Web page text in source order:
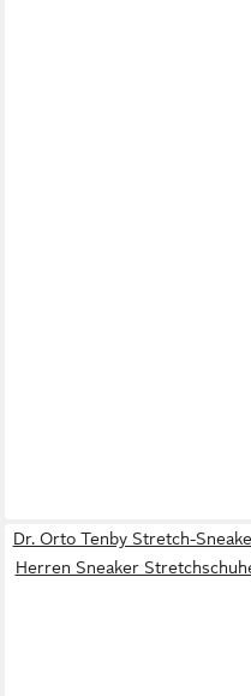
Dr. Orto Tenby Stretch-
Herren Sneaker